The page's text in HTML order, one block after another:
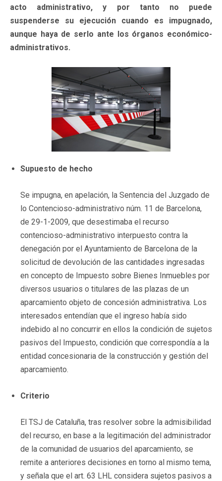
acto administrativo, y por tanto no puede
suspenderse su ejecución cuando es impugnado,
aunque haya de serlo ante los órganos económico-
administrativos.
Supuesto de hecho
Se impugna, en apelación, la Sentencia del Juzgado de
lo Contencioso-administrativo núm. 11 de Barcelona,
de 29-1-2009, que desestimaba el recurso
contencioso-administrativo interpuesto contra la
denegación por el Ayuntamiento de Barcelona de la
solicitud de devolución de las cantidades ingresadas
en concepto de Impuesto sobre Bienes Inmuebles por
diversos usuarios o titulares de las plazas de un
aparcamiento objeto de concesión administrativa. Los
interesados entendían que el ingreso había sido
indebido al no concurrir en ellos la condición de sujetos
pasivos del Impuesto, condición que correspondía a la
entidad concesionaria de la construcción y gestión del
aparcamiento.
Criterio
El TSJ de Cataluña, tras resolver sobre la admisibilidad
del recurso, en base a la legitimación del administrador
de la comunidad de usuarios del aparcamiento, se
remite a anteriores decisiones en torno al mismo tema,
y señala que el art. 63 LHL considera sujetos pasivos a